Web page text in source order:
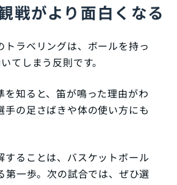
戦がより面白くなる
トラベリングは、ボールを持っ
てしまう反則です。
を知ると、笛が鳴った理由がわ
手の足さばきや体の使い方にも
することは、バスケットボール
第一歩。次の試合では、ぜひ選